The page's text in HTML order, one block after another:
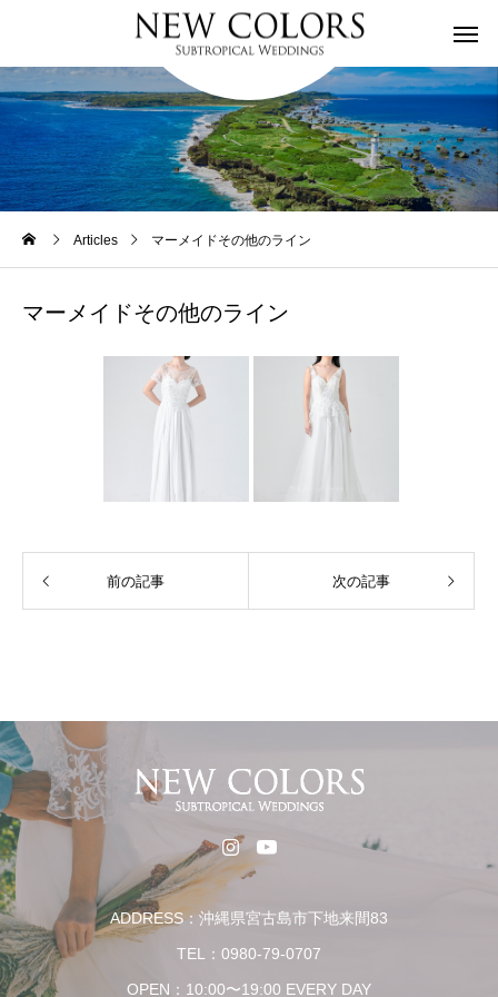
Articles マーメイドその他のライン
マーメイドその他のライン
前の記事 次の記事
ADDRESS：沖縄県宮古島市下地来間83
TEL：0980-79-0707
OPEN：10:00〜19:00 EVERY DAY